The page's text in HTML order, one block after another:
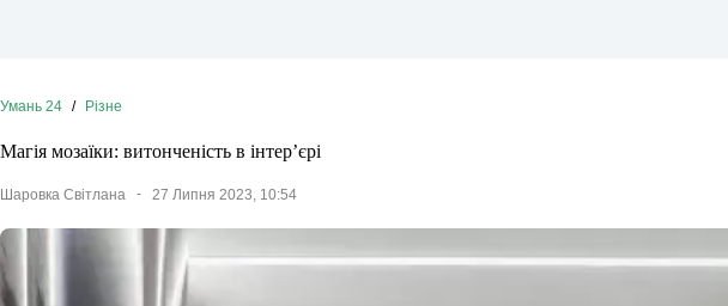
Умань 24 / Різне
Магія мозаїки: витонченість в інтер’єрі
Шаровка Світлана 27 Липня 2023, 10:54